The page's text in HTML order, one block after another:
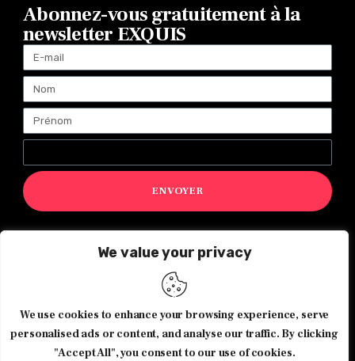
We value your privacy
We use cookies to enhance your browsing experience, serve
personalised ads or content, and analyse our traffic. By clicking
"Accept All", you consent to our use of cookies.
Abonnez-vous gratuitement à la
newsletter EXQUIS
ENVOYER
Magazine Exquis© 2026 Tous droits réservés -Made with ♥️
byAgence de communication JOUR J